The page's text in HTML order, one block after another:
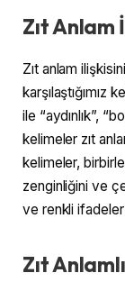
Zıt
Zıt anlam
karşılaştığımız
ile “aydınlık”,
kelimeler zıt
kelimeler,
zenginliğini ve
ve renkli ifadeler
Zıt